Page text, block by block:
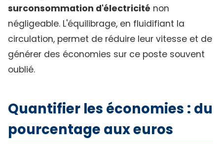
surconsommation d'électricité non
négligeable. L'équilibrage, en fluidifiant la
circulation, permet de réduire leur vitesse et de
générer des économies sur ce poste souvent
oublié.
Quantifier les économies : du
pourcentage aux euros